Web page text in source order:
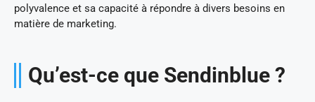
polyvalence et sa capacité à répondre à divers besoins en
matière de marketing.
Qu’est-ce que Sendinblue ?